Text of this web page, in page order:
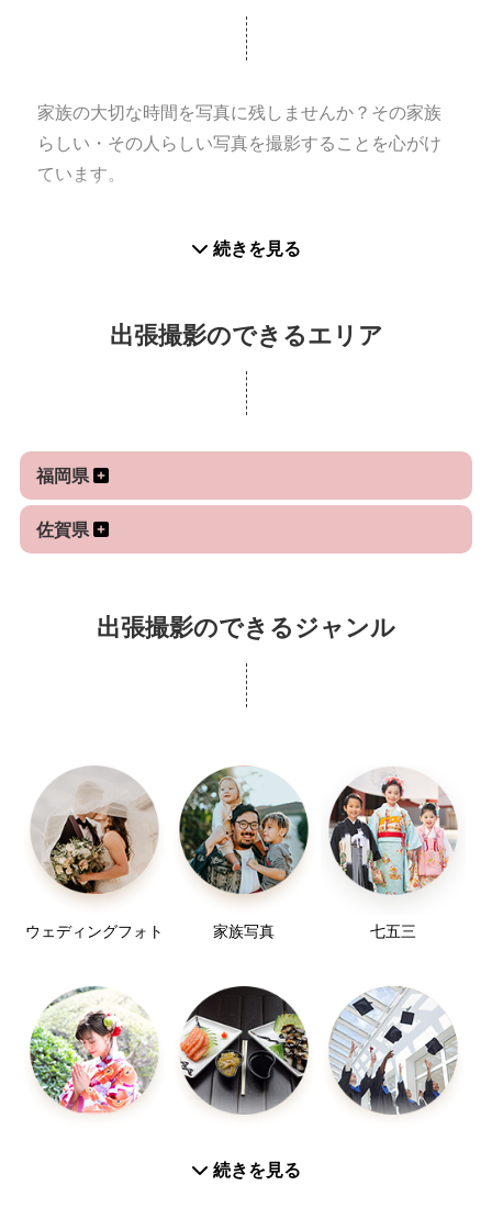
世界第２位のウェディングフォトグラファー原田祐
《撮影シーン》
・お宮参り、七五三、家族写真、餅踏み、入学・入
園、お誕生日など、家族でのイベント撮影
《撮影スタイル》
・自然な表情や感情を引き出すこと。
・笑顔や幸せな瞬間を捉えるだけでなく、その人ら
・撮影中はリラックスした雰囲気を作り、自然体で
いられるように心掛けています。
《撮影機材》
ャッターチャンスを逃さないようにしています）
・レンズ：AF-S NIKKOR 14-24mm f/2.8G ED
AF-S NIKKOR 24-70mm f/2.8E ED VR
AF-S NIKKOR 70-200mm f/2.8E FL ED
AF-S NIKKOR 85mm f/1.8G
AF-S NIKKOR 50mm f/1.8G
NIKKOR Z 85mm f/1.2s
NIKKOR Z 70-200mm f/2.8VR S
NIKKOR Z 50mm f/1.8 S
（※Nikonの大三元と呼ばれる高性能なレ
・クリップオンストロボ：GODOX V1Pro /X3（ワイ
ヤレストリガー）
・現像ソフト：Adobe photoshop Light Room
Classic、Adobe photoshop
家族の大切な時間を写真に残しませんか？その家族
らしい・その人らしい写真を撮影することを心がけ
ています。
当日までに打合せをしっかりとさせていただきま
す。当日は楽しい雰囲気を作りながら進めていきま
撮影データの納品は撮影日の翌日から1週間以内に行
っております。迅速な対応を心がけています。
お渡しする写真は、Adobe Photoshop
Lightroom/Photoshopを使用して１枚１枚丁寧にレタ
ッチし納品させていただきます。
※色味の変更やトリミングなど修正が必要な場合は、
ご相談いただけます。
ので、できるだけ詳しくお教えいただけると嬉しい
また、撮影許可が必要な場所がある場合は、お客様
い。
どんなことでも、お気軽にお問い合わせくださいま
せ。
よろしくお願いいたします！
続きを見る
出張撮影のできるエリア
福岡県
佐賀県
出張撮影のできるジャンル
ウェディングフォト 家族写真 七五三
続きを見る